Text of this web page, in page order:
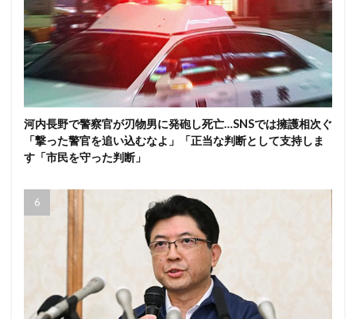
河内長野で警察官が刃物男に発砲し死亡…SNSでは擁護相次ぐ
「撃った警官を追い込むなよ」「正当な判断として支持しま
す「市民を守った判断」